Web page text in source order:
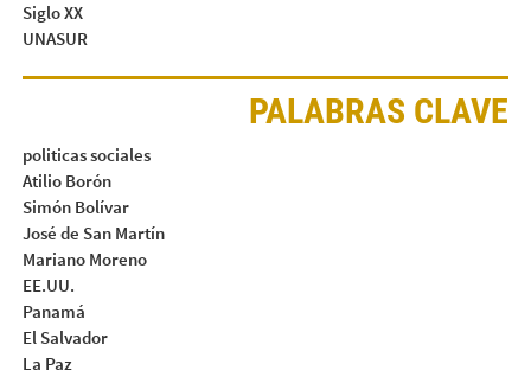
Siglo XX
UNASUR
PALABRAS CLAVE
politicas sociales
Atilio Borón
Simón Bolívar
José de San Martín
Mariano Moreno
EE.UU.
Panamá
El Salvador
La Paz